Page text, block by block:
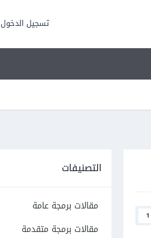
تسجيل الدخول
1
التصنيفات
مقالات برمجة عامة
مقالات برمجة متقدمة